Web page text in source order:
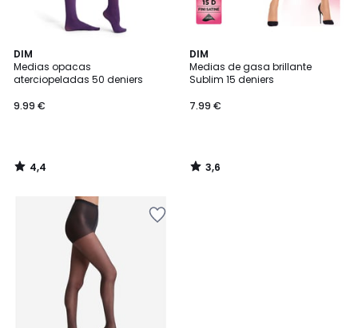
DIM
Medias opacas
aterciopeladas 50 deniers
9.99 €
4,4
/ 5
4,4
/
DIM
Medias de gasa brillante
Sublim 15 deniers
7.99 €
3,6
/ 5
3,6
/